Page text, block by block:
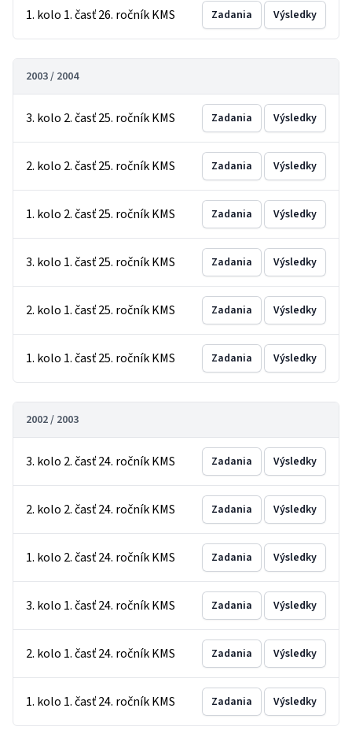
1. kolo 1. časť 26. ročník KMS Zadania Výsledky
2003 / 2004
3. kolo 2. časť 25. ročník KMS Zadania Výsledky
2. kolo 2. časť 25. ročník KMS Zadania Výsledky
1. kolo 2. časť 25. ročník KMS Zadania Výsledky
3. kolo 1. časť 25. ročník KMS Zadania Výsledky
2. kolo 1. časť 25. ročník KMS Zadania Výsledky
1. kolo 1. časť 25. ročník KMS Zadania Výsledky
2002 / 2003
3. kolo 2. časť 24. ročník KMS Zadania Výsledky
2. kolo 2. časť 24. ročník KMS Zadania Výsledky
1. kolo 2. časť 24. ročník KMS Zadania Výsledky
3. kolo 1. časť 24. ročník KMS Zadania Výsledky
2. kolo 1. časť 24. ročník KMS Zadania Výsledky
1. kolo 1. časť 24. ročník KMS Zadania Výsledky